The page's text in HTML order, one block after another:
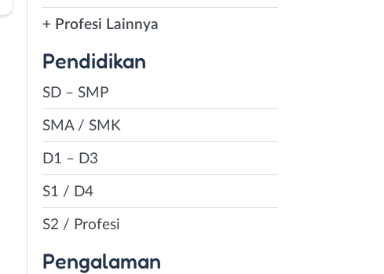
+ Profesi Lainnya
Pendidikan
SD – SMP
SMA / SMK
D1 – D3
S1 / D4
S2 / Profesi
Pengalaman